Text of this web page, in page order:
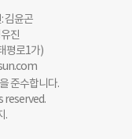
김윤곤
진
평로1가)
준수합니다.
reserved.
.